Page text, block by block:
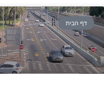
דף הבית